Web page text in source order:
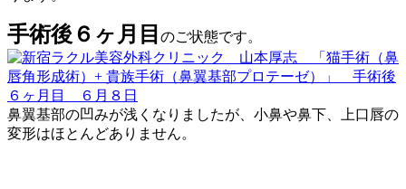
手術後６ヶ月目 のご状態です。
鼻翼基部の凹みが浅くなりましたが、小鼻や鼻下、上口唇の
変形はほとんどありません。